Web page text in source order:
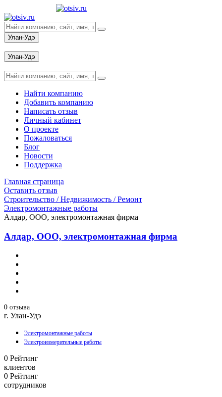
Улан-Удэ
Улан-Удэ
Найти компанию
Добавить компанию
Написать отзыв
Личный кабинет
О проекте
Пожаловаться
Блог
Новости
Поддержка
Главная страница
Оставить отзыв
Строительство / Недвижимость / Ремонт
Электромонтажные работы
Алдар, ООО, электромонтажная фирма
Алдар, ООО, электромонтажная фирма
0 отзыва
г. Улан-Удэ
Электромонтажные работы
Электроизмерительные работы
0 Рейтинг
клиентов
0 Рейтинг
сотрудников